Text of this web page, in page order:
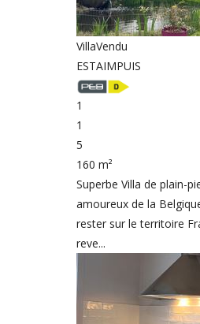
VillaVendu
ESTAIMPUIS
1
1
5
160 m²
Superbe Villa de plain-
amoureux de la
rester sur le territoire
reve...